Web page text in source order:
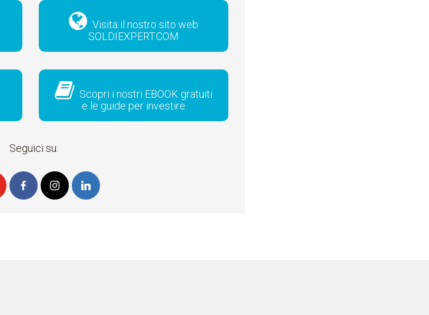
Visita il nostro sito web
SOLDIEXPERT.COM
Scopri i nostri EBOOK gratuiti
e le guide per investire
Seguici su: